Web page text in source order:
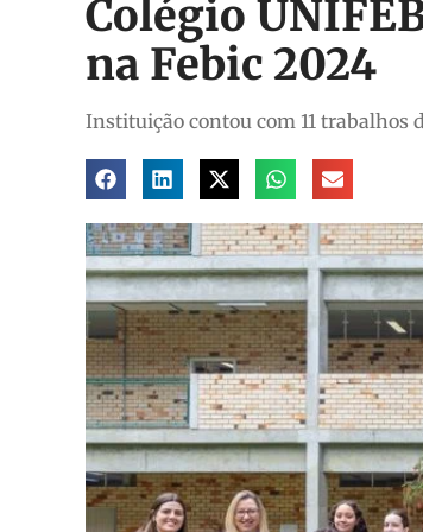
Colégio
na Febic 2024
Instituição contou com 11 trabalhos